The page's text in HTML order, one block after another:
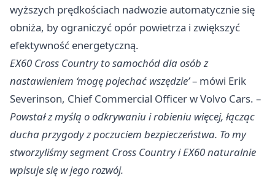
wyższych prędkościach nadwozie automatycznie się
obniża, by ograniczyć opór powietrza i zwiększyć
efektywność energetyczną.
EX60 Cross Country to samochód dla osób z
nastawieniem ‘mogę pojechać wszędzie’– mówi Erik
Severinson, Chief Commercial Officer w Volvo Cars. –
Powstał z myślą o odkrywaniu i robieniu więcej, łącząc
ducha przygody z poczuciem bezpieczeństwa. To my
stworzyliśmy segment Cross Country i EX60 naturalnie
wpisuje się w jego rozwój.